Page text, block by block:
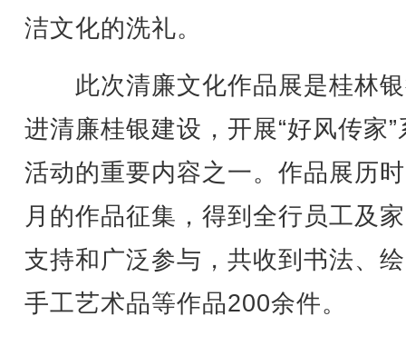
洁文化的洗礼。
此次清廉文化作品展是桂林
进清廉桂银建设，开展“好风传家”
活动的重要内容之一。作品展历
月的作品征集，得到全行员工及
支持和广泛参与，共收到书法、
手工艺术品等作品200余件。